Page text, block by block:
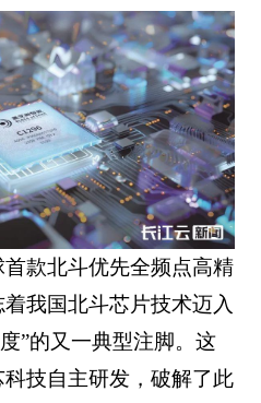
款北斗优先全频点高精
我国北斗芯片技术迈入
”的又一典型注脚。这
技自主研发，破解了此